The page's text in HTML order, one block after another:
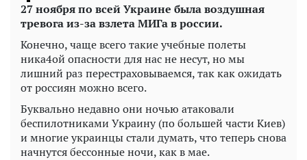
27 ноября по всей Украине была воздушная
тревога из-за взлета МИГа в россии.
Конечно, чаще всего такие учебные полеты
ника4ой опасности для нас не несут, но мы
лишний раз перестраховываемся, так как ожидать
от россиян можно всего.
Буквально недавно они ночью атаковали
беспилотниками Украину (по большей части Киев)
и многие украинцы стали думать, что теперь снова
начнутся бессонные ночи, как в мае.